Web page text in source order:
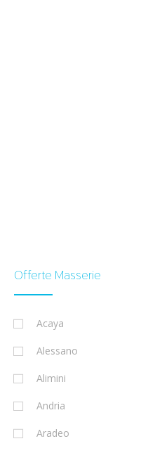
Offerte Masserie
Acaya
Alessano
Alimini
Andria
Aradeo